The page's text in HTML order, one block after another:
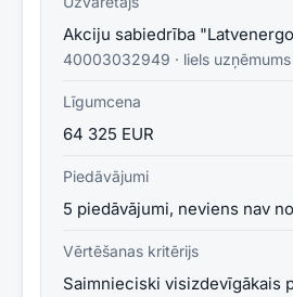
Akciju sabiedrība
40003032949 · liels uzņēmums
Līgumcena
64 325 EUR
Piedāvājumi
5 piedāvājumi, neviens nav
Vērtēšanas kritērijs
Saimnieciski visizdevīgākais